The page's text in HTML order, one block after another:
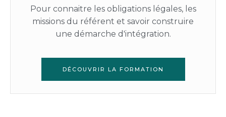
Pour connaitre les obligations légales, les
missions du référent et savoir construire
une démarche d'intégration.
DÉCOUVRIR LA FORMATION